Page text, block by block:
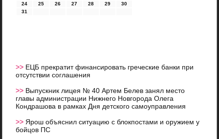
24
25 26 27 28 29
30
31
>> ЕЦБ прекратит финансировать греческие банки при
отсутствии соглашения
>> Выпускник лицея № 40 Артем Белев занял место
главы администрации Нижнего Новгорода Олега
Кондрашова в рамках Дня детского самоуправления
>> Ярош объяснил ситуацию с блокпостами и оружием у
бойцов ПС